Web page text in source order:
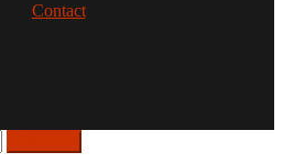
Contact